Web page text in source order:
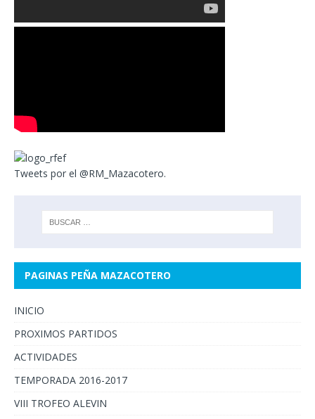
Tweets por el @RM_Mazacotero.
PAGINAS PEÑA MAZACOTERO
INICIO
PROXIMOS PARTIDOS
ACTIVIDADES
TEMPORADA 2016-2017
VIII TROFEO ALEVIN